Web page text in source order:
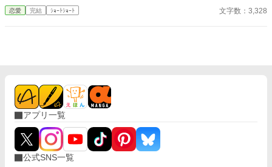
恋愛 完結 ｼｮｰﾄｼｮｰﾄ 文字数：3,328
アプリ一覧
公式SNS一覧